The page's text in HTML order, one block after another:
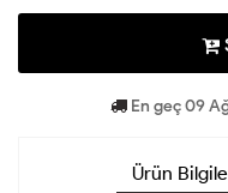
En geç 09
Ürün